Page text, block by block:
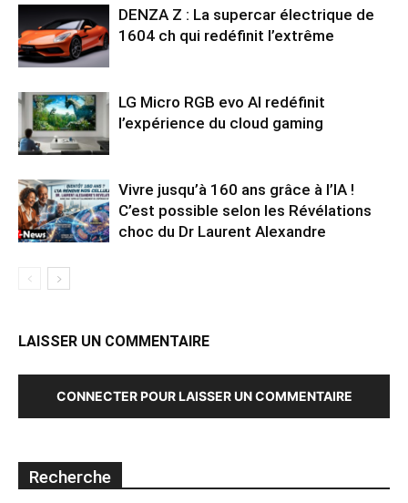
DENZA Z : La supercar électrique de
1604 ch qui redéfinit l’extrême
LG Micro RGB evo AI redéfinit
l’expérience du cloud gaming
Vivre jusqu’à 160 ans grâce à l’IA !
C’est possible selon les Révélations
choc du Dr Laurent Alexandre
LAISSER UN COMMENTAIRE
CONNECTER POUR LAISSER UN COMMENTAIRE
Recherche